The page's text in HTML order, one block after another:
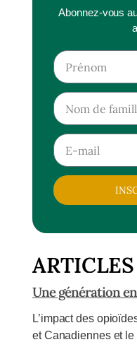
Abonnez-vous
Une génération
L’impact des
et Canadiennes et le